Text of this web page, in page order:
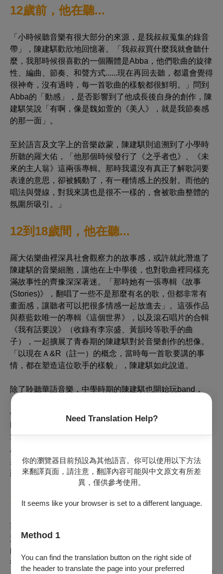
Need Translation Help?
你的瀏覽器目前預設為其他語言。你可以使用以下方法
來翻譯頁面，請注意，翻譯內容可能與中文原文有所差
異，僅供參考使用。
It seems like your browser is set to a different language.
Method 1
You can find the translation button on the right side of
the header to translate the page into your preferred
12歲前，他在聽...
「小時候聽音樂有很大部分的來源，是我叔叔蒐集的錄音
帶」，陳建騏歡欣地回憶著。「我叔叔買什麼我就會聽什
麼，我那時候很喜歡的一個團體是Abba，他們歌曲的旋律
性、編曲、節奏、和聲方式......現在再回去聽，都還會覺得
很神奇，沒有過時，每一首歌曲的樣貌都很鮮明。」問到
Abba的「動感」，是否影響到了他成長後自身的創作，陳
建騏笑說「有啊，像是魏如萱的《美人》，就是我節奏感
的那一面」。
至於語言及文字上的音樂啟蒙，陳建騏則追溯到了小學時
所聽的羅大佑，「他那個時候發行了《之乎者也》、《未
來的主人翁》這兩張專輯。那時我還沒有真正了解歌詞要
表達的意思，卻被觸動了，有一種情感上的投射。而他的
唱法與聲線，對我來講也是很不一樣的，會被歌曲整體的
氛圍所吸引。」
12到18歲間，他在聽...
羅大佑樂曲裡深具社會觀察力的故事感，或許就此潛進了
陳建騏的音樂細胞，讓他在上中學後，也對歌曲裡同樣充
滿故事性的齊豫深深著迷。「那時她有一張專輯《故事
(Stories)》，翻唱了一些不是那麼有名的歌，但都非常有
畫面感，讓聽者可以把很多情感一起放進去」。這張作品
與蔡藍欽唯一的專輯《這個世界》，以及滾石唱片的合輯
《我有話要說》（收錄有李宗盛、黃韻玲等歌手的曲
子），一起擴展了青春期的陳建騏對於音樂創作的想像。
「以現在Ａ&R（註一）的概念，當時每一首歌要講的事
情，都在塑造這位歌手的樣貌」，陳建騏如此說道。
除了聆聽華語音樂，中學時期的陳建騏也開始玩band，
「高中時的那個樂團，都在翻唱國外樂團的歌，這跟現在
學校樂團是以創作為主有些不同。那時候常聽的就會像是
Deep Purple 這類『老搖滾』的團，Bon Jovi在那時已經
算是現代搖滾了。」但同時間，他也加入了學校劇團，開
啟配樂生涯，讓他運用從小習得的古典音樂樂韻，去傳達
與歌詞一樣豐沛的情感。這兩個方向，便在未來交合出陳
建騏對於不同音樂風格、不同音樂類型的認知與融會。
18到22歲間，他在聽...
而組團對他的影響，一路延伸到了大學時期。他加入了巡
迴全臺灣的職業樂團，大量cover西洋與華語的排行榜金
曲，「那段時間等於聽了非常雜的東西，只要是流行的都
得聽。因為在pub要翻玩這些歌，需要做得很接近，那時